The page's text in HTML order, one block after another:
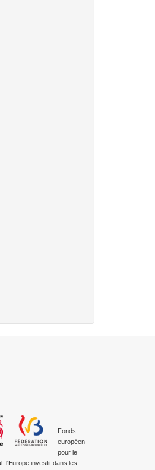
Fonds
européen
pour le
l'Europe investit dans les